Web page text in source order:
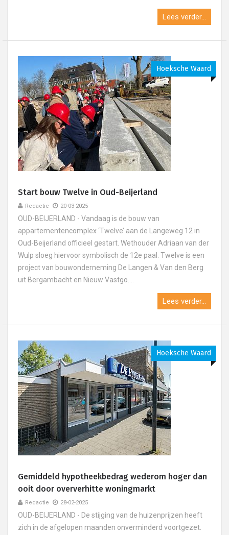
Lees verder...
Hoeksche Waard
Start bouw Twelve in Oud-Beijerland
Redactie 20-03-2025
OUD-BEIJERLAND - Vandaag is de bouw van
appartementencomplex ‘Twelve’ aan de Langeweg 12 in
Oud-Beijerland officieel gestart. Wethouder Adriaan van der
Wulp sloeg hiervoor symbolisch de 12e paal. Twelve is een
project van bouwonderneming De Langen & Van den Berg
uit Bergambacht en Nieuw Vastgo....
Lees verder...
Hoeksche Waard
Gemiddeld hypotheekbedrag wederom hoger dan
ooit door oververhitte woningmarkt
Redactie 28-02-2025
OUD-BEIJERLAND - De stijging van de huizenprijzen heeft
zich in de afgelopen maanden onverminderd voortgezet.